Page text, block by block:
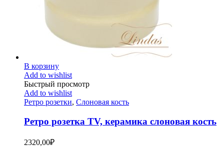
В корзину
Add to wishlist
Быстрый просмотр
Add to wishlist
Ретро розетки, Слоновая кость
Ретро розетка TV, керамика слоновая кость
2320,00₽